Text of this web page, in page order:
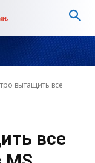
вытащить все
все